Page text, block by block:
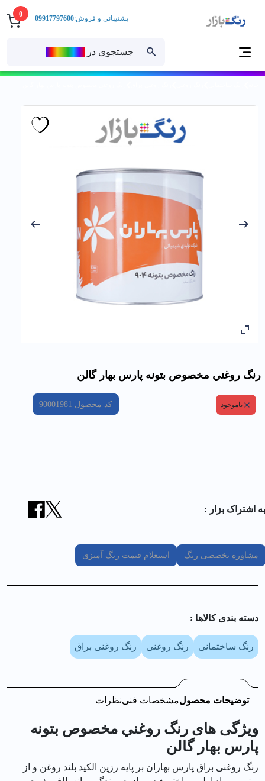
0
جستجوی در
پشتیبانی و فروش:09917797600
رنگ روغني مخصوص بتونه پارس بهار گالن
ناموجود کد محصول 90001981
به اشتراک بزار :
مشاوره تخصصی رنگ استعلام قیمت رنگ آمیزی
دسته بندی کالا‌ها :
رنگ ساختمانی رنگ روغنی رنگ روغنی براق
توضیحات محصولمشخصات فنینظرات
ویژگی های رنگ روغني مخصوص بتونه
پارس بهار گالن
رنگ روغنی براق پارس بهاران بر پایه رزین الکید بلند روغن و از